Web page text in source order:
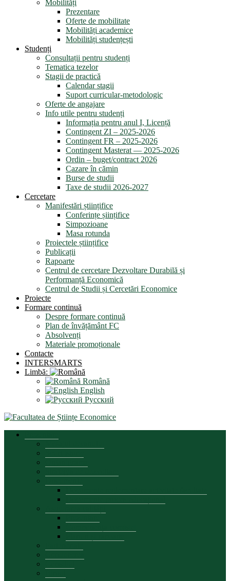
Mobilități
Prezentare
Oferte de mobilitate
Mobilități academice
Mobilități studențești
Studenți
Consultații pentru studenți
Tematica tezelor
Stagii de practică
Calendar stagii
Suport curricular-metodologic
Oferte de angajare
Info utile pentru studenți
Informația pentru anul I, Licență
Contingent ZI – 2025-2026
Contingent FR – 2025-2026
Contingent Masterat — 2025-2026
Ordin – buget/contract 2026
Cazare în cămin
Burse de studii
Taxe de studii 2026-2027
Cercetare
Manifestări științifice
Conferințe șiințifice
Simpozioane
Masa rotunda
Proiectele științifice
Publicații
Rapoarte
Centrul de cercetare Dezvoltare Durabilă și
Performanță Economică
Centrul de Studii și Cercetări Economice
Proiecte
Formare continuă
Despre formare continuă
Plan de învățământ FC
Absolvenți
Materiale promoționale
Contacte
INTERSMARTS
Limbă:
Română
English
Русский